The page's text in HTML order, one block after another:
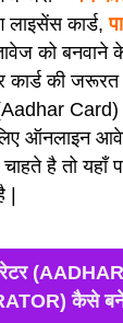
लाइसेंस कार्ड,
को बनवाने
की जरूरत
Card)
ऑनलाइन
है तो यहाँ
|
कैसे